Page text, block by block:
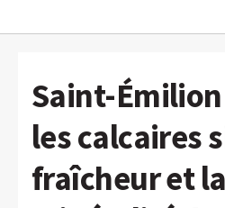
Saint-Émilion
les calcaires
fraîcheur et la